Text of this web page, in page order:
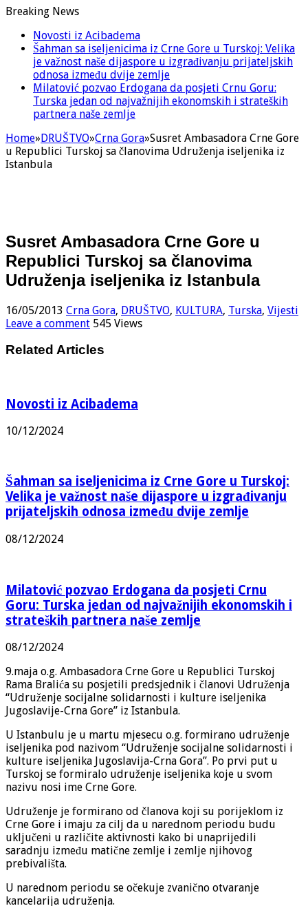
Breaking News
Novosti iz Acibadema
Šahman sa iseljenicima iz Crne Gore u Turskoj: Velika
je važnost naše dijaspore u izgrađivanju prijateljskih
odnosa između dvije zemlje
Milatović pozvao Erdogana da posjeti Crnu Goru:
Turska jedan od najvažnijih ekonomskih i strateških
partnera naše zemlje
Home»DRUŠTVO»Crna Gora»Susret Ambasadora Crne Gore
u Republici Turskoj sa članovima Udruženja iseljenika iz
Istanbula
Susret Ambasadora Crne Gore u
Republici Turskoj sa članovima
Udruženja iseljenika iz Istanbula
16/05/2013 Crna Gora, DRUŠTVO, KULTURA, Turska, Vijesti
Leave a comment 545 Views
Related Articles
Novosti iz Acibadema
10/12/2024
Šahman sa iseljenicima iz Crne Gore u Turskoj:
Velika je važnost naše dijaspore u izgrađivanju
prijateljskih odnosa između dvije zemlje
08/12/2024
Milatović pozvao Erdogana da posjeti Crnu
Goru: Turska jedan od najvažnijih ekonomskih i
strateških partnera naše zemlje
08/12/2024
9.maja o.g. Ambasadora Crne Gore u Republici Turskoj
Rama Bralića su posjetili predsjednik i članovi Udruženja
“Udruženje socijalne solidarnosti i kulture iseljenika
Jugoslavije-Crna Gore” iz Istanbula.
U Istanbulu je u martu mjesecu o.g. formirano udruženje
iseljenika pod nazivom “Udruženje socijalne solidarnosti i
kulture iseljenika Jugoslavija-Crna Gora”. Po prvi put u
Turskoj se formiralo udruženje iseljenika koje u svom
nazivu nosi ime Crne Gore.
Udruženje je formirano od članova koji su porijeklom iz
Crne Gore i imaju za cilj da u narednom periodu budu
uključeni u različite aktivnosti kako bi unaprijedili
saradnju između matične zemlje i zemlje njihovog
prebivališta.
U narednom periodu se očekuje zvanično otvaranje
kancelarija udruženja.